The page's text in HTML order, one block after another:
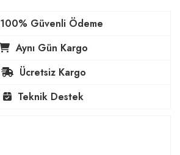
100% Güvenli Ödeme
Aynı Gün Kargo
Ücretsiz Kargo
Teknik Destek